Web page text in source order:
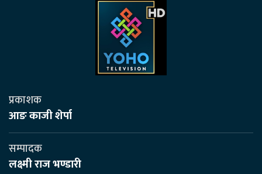
प्रकाशक
आङ काजी शेर्पा
सम्पादक
लक्ष्मी राज भण्डारी